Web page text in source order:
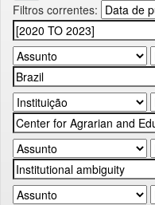
Filtros correntes: